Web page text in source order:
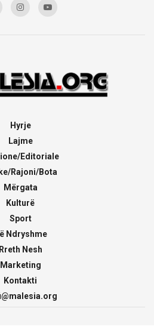
Hyrje
Lajme
Editoriale
Rajoni/Bota
Mërgata
Kulturë
Sport
Ndryshme
Rreth Nesh
Marketing
Kontakti